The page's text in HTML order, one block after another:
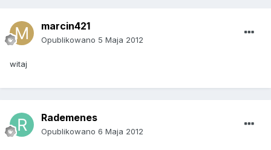
marcin421
Opublikowano 5 Maja 2012
witaj
Rademenes
Opublikowano 6 Maja 2012